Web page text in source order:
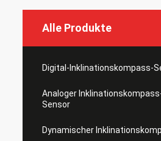
Alle Produkte
Digital-Inklinationskompass-
Analoger
Sensor
Dynamischer